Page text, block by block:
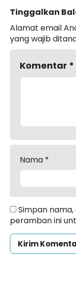
Tinggalkan
Alamat email
yang wajib
Komentar *
Nama *
Simpan
peramban ini